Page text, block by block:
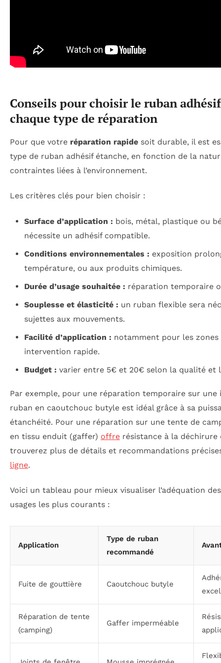
Conseils pour choisir le ruban
chaque type de réparation
Pour que votre réparation rapide soit durable, il est
type de ruban adhésif étanche, en fonction de la
contraintes liées à l’environnement.
Les critères clés pour bien choisir :
Surface d’application : bois, métal, plastique ou
nécessite un adhésif compatible.
Conditions environnementales : exposition
température, ou aux produits chimiques.
Durée d’usage souhaitée : réparation temporaire
Souplesse et élasticité : un ruban flexible sera
sujettes aux mouvements.
Facilité d’application : notamment pour les zones
intervention rapide.
Budget : varier entre 5€ et 20€ selon la qualité et
Par exemple, pour une réparation temporaire sur
ruban en caoutchouc butyle est idéal grâce à sa
étanchéité. Pour une réparation sur une tente de
en tissu enduit (gaffer) offre résistance à la déchirure
trouverez plus de détails et recommandations
ligne.
Voici un tableau pour mieux visualiser l’adéquation
usages les plus courants :
Application
Type de ruban
recommandé
Fuite de gouttière Caoutchouc butyle
Réparation de tente
(camping)
Gaffer imperméable